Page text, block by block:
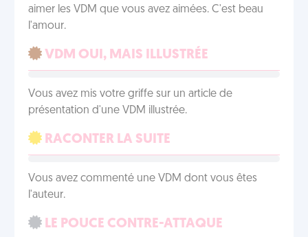
aimer les VDM que vous avez aimées. C'est beau
l'amour.
VDM OUI, MAIS ILLUSTRÉE
Vous avez mis votre griffe sur un article de
présentation d'une VDM illustrée.
RACONTER LA SUITE
Vous avez commenté une VDM dont vous êtes
l'auteur.
LE POUCE CONTRE-ATTAQUE